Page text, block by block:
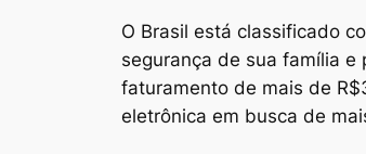
O Brasil está classificado
segurança de sua família e
faturamento de mais de
eletrônica em busca de